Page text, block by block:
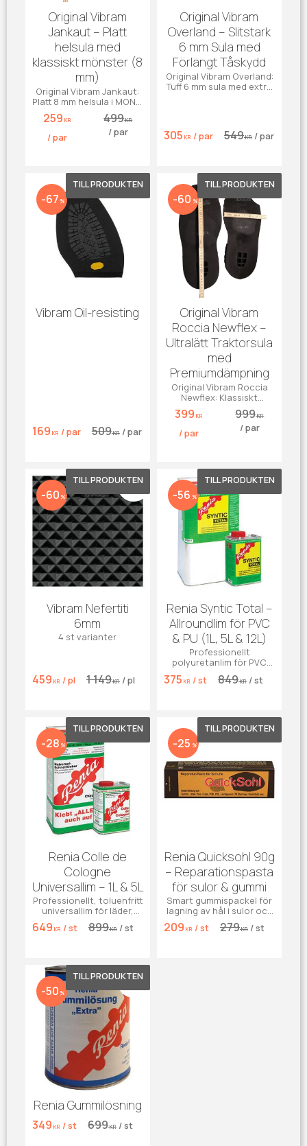
Original Vibram
Jankaut – Platt
helsula med
klassiskt mönster (8
mm)
Original Vibram Jankaut:
Platt 8 mm helsula i MONT-
gummi. Perfekt grepp för
kängor utan klack.
259 KR
/par
499KR
/par
Original Vibram
Overland – Slitstark
6 mm Sula med
Förlängt Tåskydd
Original Vibram Overland:
Tuff 6 mm sula med extra
305 KR /par 549KR /par
Vibram Oil-resisting
169 KR /par 509KR /par
67 % Lägg till i favoriter
Original Vibram
Roccia Newflex –
Ultralätt Traktorsula
med
Premiumdämpning
Original Vibram Roccia
Newflex: Klassiskt
traktormönster i lätt
Newflex™. Max dämpning
399 KR
/par
999KR
/par
60 % Lägg till
Vibram Nefertiti
6mm
4 st varianter
459 KR /pl 1 149KR /pl
60 % Lägg till i favoriter
Renia Syntic Total –
Allroundlim för PVC
& PU (1L, 5L & 12L)
Professionellt
polyuretanlim för PVC
och syntetmaterial. Ger
osynliga, urstarka
375 KR /st 849KR /st
56 % Lägg till
Renia Colle de
Cologne
Universallim – 1L & 5L
Professionellt, toluenfritt
universallim för läder,
gummi och PVC. Extremt
stark vidhäftning.
649 KR /st 899KR /st
28 % Lägg till i favoriter
Renia Quicksohl 90g
– Reparationspasta
för sulor & gummi
Smart gummispackel för
lagning av hål i sulor och
slitna kanter. Passar alla
material!
209 KR /st 279KR /st
25 % Lägg till
Renia Gummilösning
349 KR /st 699KR /st
50 % Lägg till i favoriter